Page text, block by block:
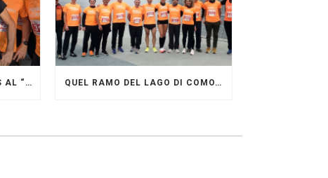
GRANDE FESTA DEI PACERS AL “GARDA LAKE RUNNING FESTIVAL” QUEL RAMO DEL LAGO DI COMO…